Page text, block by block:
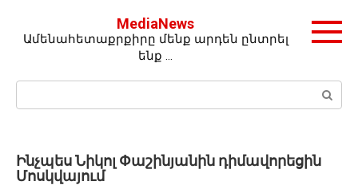
контенту
MediaNews
Ամենահետաքրքիրը մենք արդեն ընտրել
ենք …
Поиск:
Ինչպես Նիկոլ Փաշինյանին դիմավորեցին
Մոսկվայում